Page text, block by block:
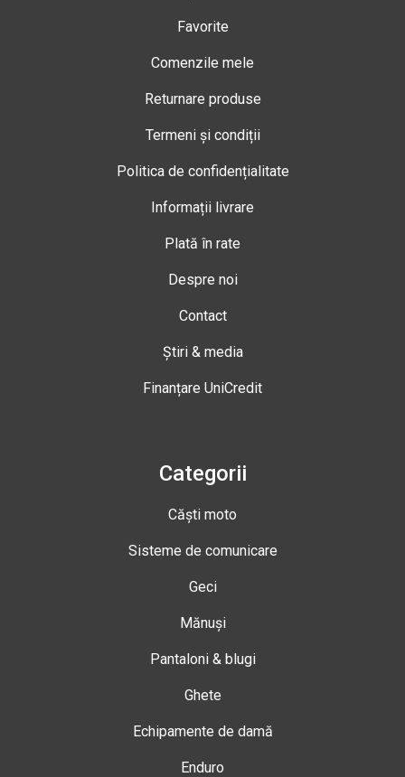
Favorite
Comenzile mele
Returnare produse
Termeni și condiții
Politica de confidențialitate
Informații livrare
Plată în rate
Despre noi
Contact
Știri & media
Finanțare UniCredit
Categorii
Căști moto
Sisteme de comunicare
Geci
Mănuși
Pantaloni & blugi
Ghete
Echipamente de damă
Enduro